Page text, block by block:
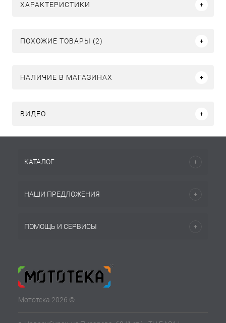
ХАРАКТЕРИСТИКИ
ПОХОЖИЕ ТОВАРЫ (2)
НАЛИЧИЕ В МАГАЗИНАХ
ВИДЕО
КАТАЛОГ
НАШИ ПРЕДЛОЖЕНИЯ
ПОМОЩЬ И СЕРВИСЫ
Мототека 2026 ©